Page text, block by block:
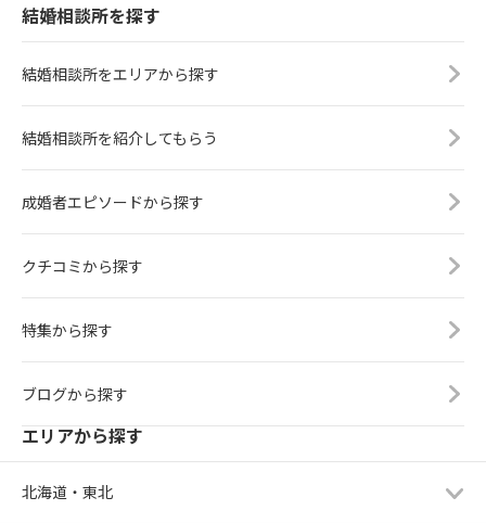
結婚相談所を探す
結婚相談所をエリアから探す
結婚相談所を紹介してもらう
成婚者エピソードから探す
クチコミから探す
特集から探す
ブログから探す
エリアから探す
北海道・東北